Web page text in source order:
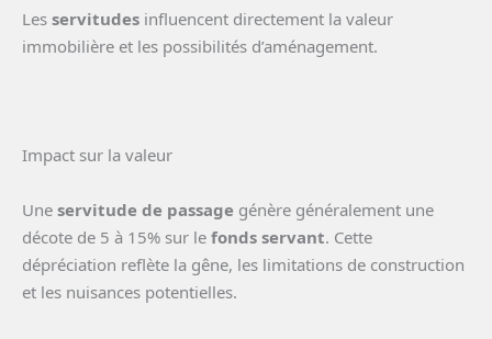
Les servitudes influencent directement la valeur
immobilière et les possibilités d’aménagement.
Impact sur la valeur
Une servitude de passage génère généralement une
décote de 5 à 15% sur le fonds servant. Cette
dépréciation reflète la gêne, les limitations de construction
et les nuisances potentielles.